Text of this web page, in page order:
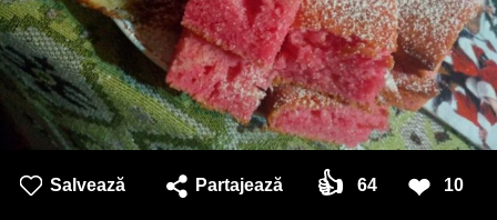
Salvează Partajează 👍 64 ❤ 10